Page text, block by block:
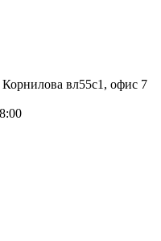
вл55с1, офис 7